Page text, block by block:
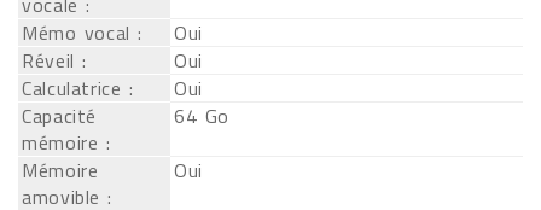
Mémo vocal :
Oui
Réveil :
Oui
Calculatrice :
Oui
Capacité
mémoire :
64 Go
Mémoire
amovible :
Oui